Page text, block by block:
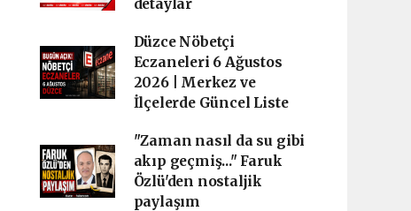
detaylar
Düzce Nöbetçi
Eczaneleri 6 Ağustos
2026 | Merkez ve
İlçelerde Güncel Liste
"Zaman nasıl da su gibi
akıp geçmiş..." Faruk
Özlü'den nostaljik
paylaşım